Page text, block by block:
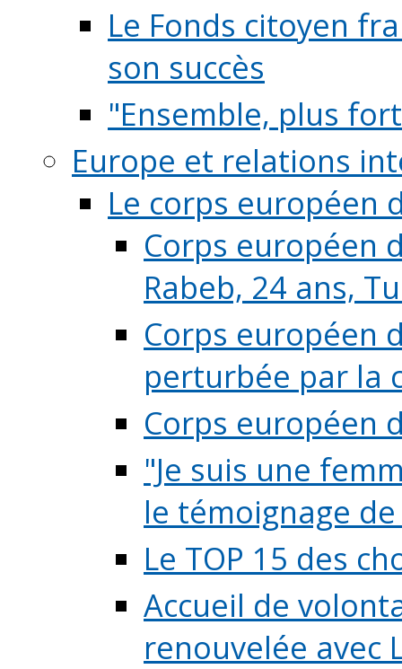
Le Fonds citoyen
son succès
"Ensemble, plus
Europe et relations
Le corps européen
Corps européen
Rabeb, 24 ans,
Corps européen
perturbée par la
Corps européen
"Je suis une
le témoignage de
Le TOP 15 des
Accueil de
renouvelée avec